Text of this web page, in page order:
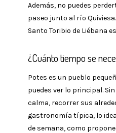
Además, no puedes
paseo junto al río
Santo Toribio de Liébana
¿Cuánto tiempo se
Potes es un pueblo
puedes ver lo principal.
calma, recorrer sus
gastronomía típica, lo
de semana, como